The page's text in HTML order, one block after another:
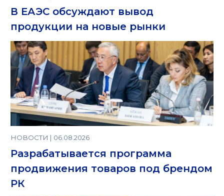
В ЕАЭС обсуждают вывод
продукции на новые рынки
НОВОСТИ | 06.08.2026
Разрабатывается программа
продвижения товаров под брендом
РК